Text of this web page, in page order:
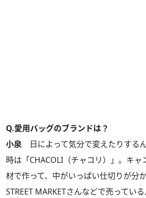
Q.愛用バッグのブランドは？
小泉 日によって気分で変えたりする
時は「CHACOLI（チャコリ）」。キャ
材で作って、中がいっぱい仕切りが分
STREET MARKETさんなどで売ってい